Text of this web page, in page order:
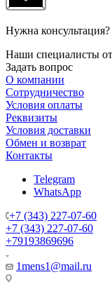
Нужна консультация?
Наши специалисты
Задать вопрос
О компании
Сотрудничество
Условия оплаты
Реквизиты
Условия доставки
Обмен и возврат
Контакты
Telegram
WhatsApp
+7 (343) 227-07-60
+7 (343) 227-07-60
+79193869696
1mens1@mail.ru